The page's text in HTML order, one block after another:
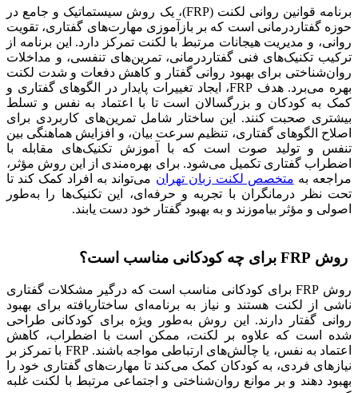
برنامه قوانین روانی لکنت (FRP)، یک روش سیستماتیک و جامع در
حوزه گفتاردرمانی است که بر بازآموزی مهارت‌های گفتاری، تقویت
روانی، و مدیریت هیجانات مرتبط با لکنت تمرکز دارد. این برنامه از
ترکیب تکنیک‌های فنی گفتاردرمانی، تمرین‌های تنفسی، و مداخلات
روان‌شناختی برای بهبود روانی گفتار و کاهش دفعات و شدت لکنت
بهره می‌برد. هدف FRP، ایجاد تغییرات پایدار در الگوهای گفتاری و
کمک به کودکان و بزرگسالان است تا با اعتماد به نفس و تسلط
بیشتری صحبت کنند. این ساختار شامل تمرین‌های کاربردی برای
اصلاح الگوهای گفتاری، تنظیم سرعت بیان، و افزایش هماهنگی بین
تنفس و تولید صوت است که با آموزش تکنیک‌های مقابله با
اضطراب گفتاری تکمیل می‌شود. برای بهره‌مندی از این روش مؤثر،
مراجعه به متخصص لکنت زبان تهران می‌تواند به افراد کمک کند تا
تحت نظر درمانگران با تجربه و حرفه‌ای، این تکنیک‌ها را به‌طور
اصولی و مؤثر بیاموزند و به بهبود گفتار خود دست یابند.
روش FRP برای چه کودکانی مناسب است؟
روش FRP برای کودکانی مناسب است که درگیر مشکلات گفتاری
ناشی از لکنت هستند و نیاز به برنامه‌ای ساختاریافته برای بهبود
روانی گفتار دارند. این روش به‌طور ویژه برای کودکانی طراحی
شده است که علاوه بر لکنت، ممکن است با اضطراب، کاهش
اعتماد به نفس، یا چالش‌های ارتباطی مواجه باشند. FRP با تمرکز بر
نیازهای فردی، به کودکان کمک می‌کند تا مهارت‌های گفتاری خود را
بهبود دهند و بر موانع روان‌شناختی و اجتماعی مرتبط با لکنت غلبه